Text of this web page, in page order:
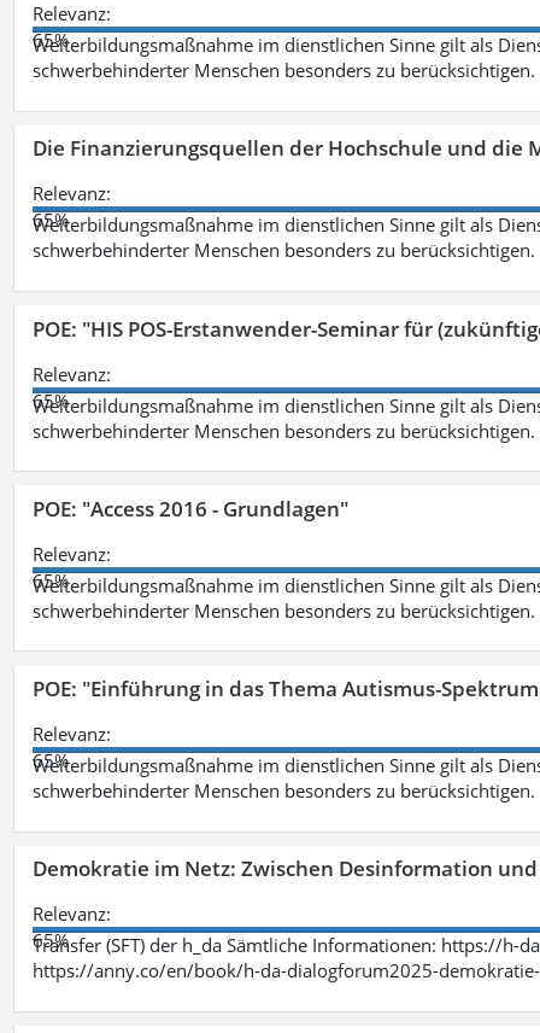
Relevanz:
65%
Weiterbildungsmaßnahme im dienstlichen Sinne gilt als
schwerbehinderter Menschen besonders zu berücksichtigen.
Die Finanzierungsquellen der Hochschule und die
Relevanz:
65%
Weiterbildungsmaßnahme im dienstlichen Sinne gilt als
schwerbehinderter Menschen besonders zu berücksichtigen.
POE: "HIS POS-Erstanwender-Seminar für
Relevanz:
65%
Weiterbildungsmaßnahme im dienstlichen Sinne gilt als
schwerbehinderter Menschen besonders zu berücksichtigen.
POE: "Access 2016 - Grundlagen"
Relevanz:
65%
Weiterbildungsmaßnahme im dienstlichen Sinne gilt als
schwerbehinderter Menschen besonders zu berücksichtigen.
POE: "Einführung in das Thema Autismus-
Relevanz:
65%
Weiterbildungsmaßnahme im dienstlichen Sinne gilt als
schwerbehinderter Menschen besonders zu berücksichtigen.
Demokratie im Netz: Zwischen Desinformation
Relevanz:
65%
Transfer (SFT) der h_da Sämtliche Informationen: https://
https://anny.co/en/book/h-da-dialogforum2025-